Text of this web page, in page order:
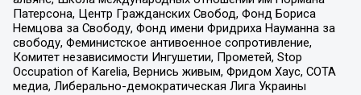
Патерсона, Центр Гражданских Свобод, Фонд Бориса
Немцова за Свободу, Фонд имени Фридриха Науманна за
свободу, Феминистское антивоенное сопротивление,
Комитет независимости Ингушетии, Прометей, Stop
Occupation of Karelia, Вернись живым, Фридом Хаус, СОТА
медиа, Либерально-демократическая Лига Украины